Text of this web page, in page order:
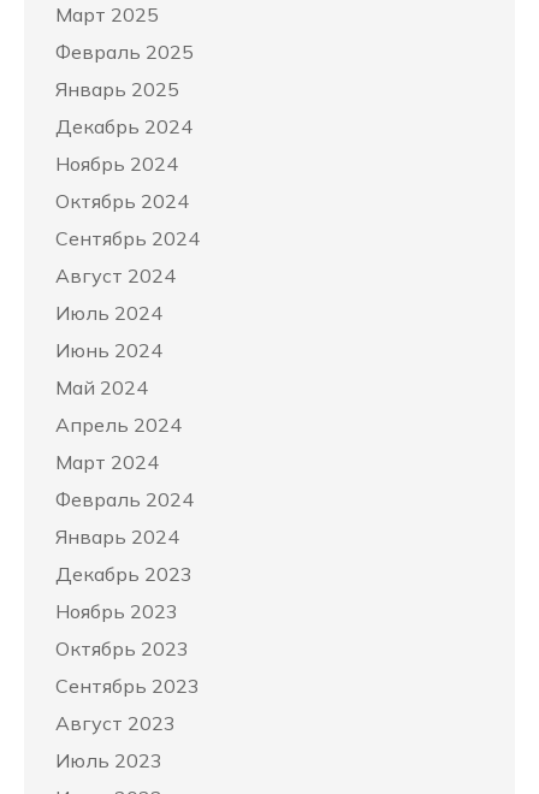
Март 2025
Февраль 2025
Январь 2025
Декабрь 2024
Ноябрь 2024
Октябрь 2024
Сентябрь 2024
Август 2024
Июль 2024
Июнь 2024
Май 2024
Апрель 2024
Март 2024
Февраль 2024
Январь 2024
Декабрь 2023
Ноябрь 2023
Октябрь 2023
Сентябрь 2023
Август 2023
Июль 2023